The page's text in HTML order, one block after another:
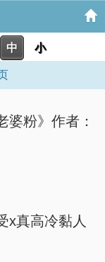
中 小
婆粉》作者：
x真高冷黏人